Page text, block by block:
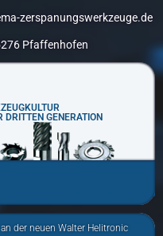
zerspanungswerkzeuge.de
Pfaffenhofen
DRITTEN GENERATION
der neuen Walter Helitronic